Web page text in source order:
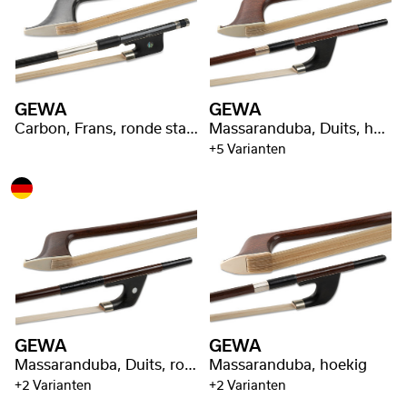
GEWA
Carbon, Frans, ronde stang
GEWA
Massaranduba, Duits, hoekige stang
+5 Varianten
GEWA
Massaranduba, Duits, ronde stang
+2 Varianten
GEWA
Massaranduba, hoekig
+2 Varianten